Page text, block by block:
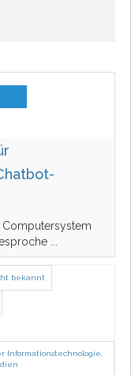
Computersystem
bekannt
Informationstechnologie